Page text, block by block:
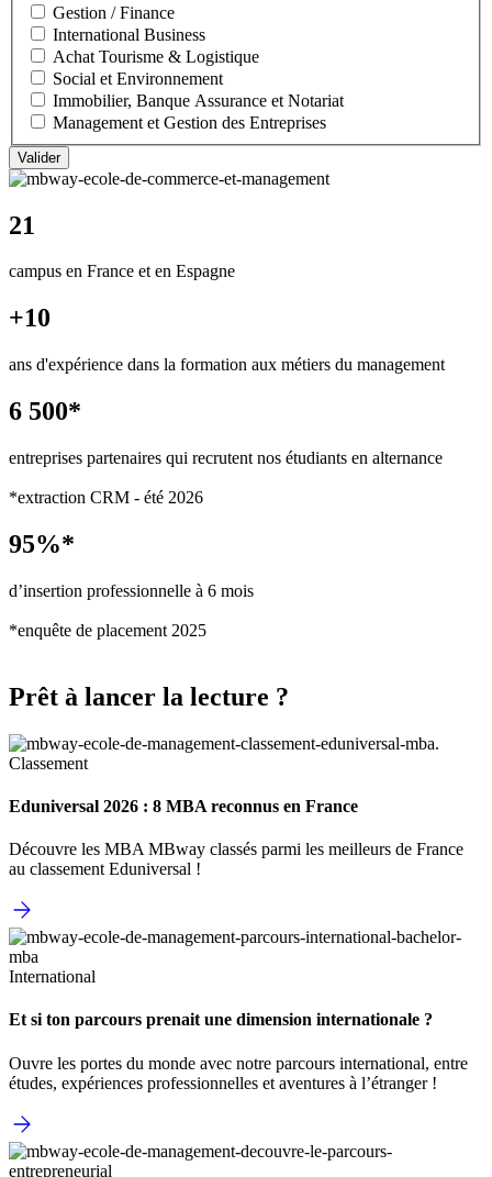
Gestion / Finance
International Business
Achat Tourisme & Logistique
Social et Environnement
Immobilier, Banque Assurance et Notariat
Management et Gestion des Entreprises
21
campus en France et en Espagne
+10
ans d'expérience dans la formation aux métiers du management
6 500*
entreprises partenaires qui recrutent nos étudiants en alternance
*extraction CRM - été 2026
95%*
d’insertion professionnelle à 6 mois
*enquête de placement 2025
Prêt à lancer la lecture ?
Classement
Eduniversal 2026 : 8 MBA reconnus en France
Découvre les MBA MBway classés parmi les meilleurs de France
au classement Eduniversal !
International
Et si ton parcours prenait une dimension internationale ?
Ouvre les portes du monde avec notre parcours international, entre
études, expériences professionnelles et aventures à l’étranger !